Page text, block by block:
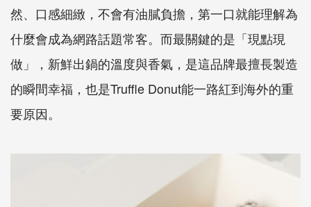
然、口感細緻，不會有油膩負擔，第一口就能理解為
什麼會成為網路話題常客。而最關鍵的是「現點現
做」，新鮮出鍋的溫度與香氣，是這品牌最擅長製造
的瞬間幸福，也是Truffle Donut能一路紅到海外的重
要原因。